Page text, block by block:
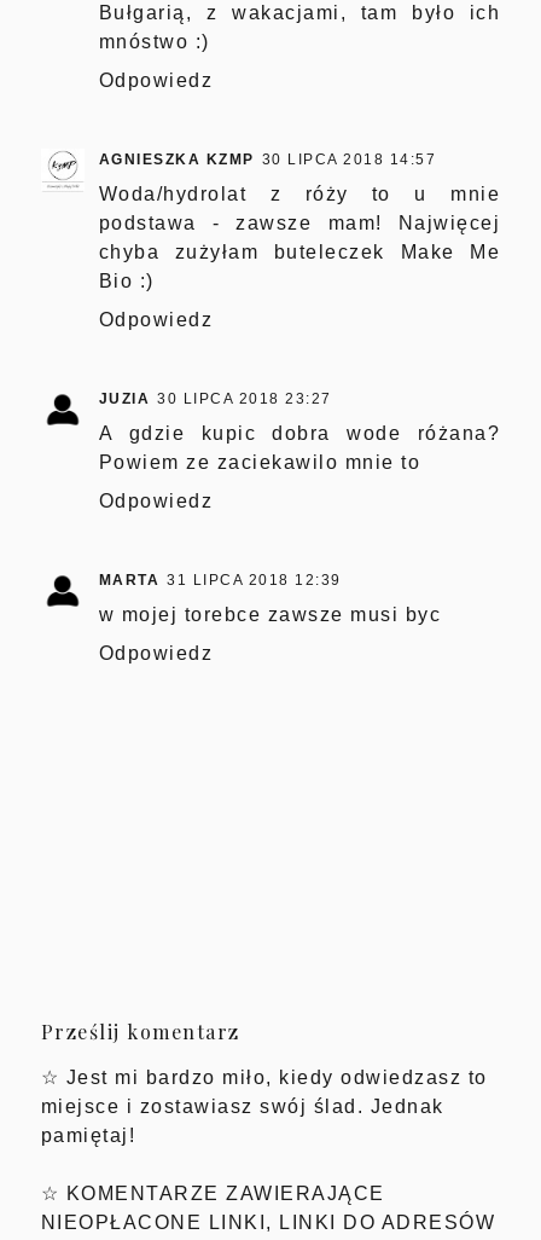
Bułgarią, z wakacjami, tam było ich
mnóstwo :)
Odpowiedz
AGNIESZKA KZMP 30 LIPCA 2018 14:57
Woda/hydrolat z róży to u mnie
podstawa - zawsze mam! Najwięcej
chyba zużyłam buteleczek Make Me
Bio :)
Odpowiedz
JUZIA 30 LIPCA 2018 23:27
A gdzie kupic dobra wode różana?
Powiem ze zaciekawilo mnie to
Odpowiedz
MARTA 31 LIPCA 2018 12:39
w mojej torebce zawsze musi byc
Odpowiedz
Prześlij komentarz
☆ Jest mi bardzo miło, kiedy odwiedzasz to
miejsce i zostawiasz swój ślad. Jednak
pamiętaj!
☆ KOMENTARZE ZAWIERAJĄCE
NIEOPŁACONE LINKI, LINKI DO ADRESÓW